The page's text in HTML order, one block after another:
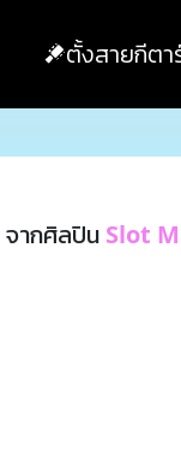
ตั้งสายกีตา
จากศิลปิน Slot